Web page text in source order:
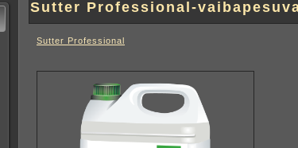
Sutter Professional-
Sutter Professional